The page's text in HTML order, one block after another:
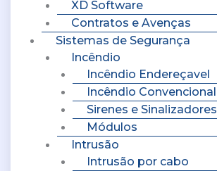
XD Software
Contratos e Avenças
Sistemas de Segurança
Incêndio
Incêndio Endereçavel
Incêndio Convencional
Sirenes e Sinalizadores
Módulos
Intrusão
Intrusão por cabo